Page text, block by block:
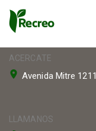
ACERCATE
Avenida Mitre 1211
LLAMANOS